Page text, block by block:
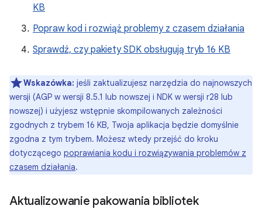
KB
Popraw kod i rozwiąż problemy z czasem działania
Sprawdź, czy pakiety SDK obsługują tryb 16 KB
Wskazówka: jeśli zaktualizujesz narzędzia do najnowszych
wersji (AGP w wersji 8.5.1 lub nowszej i NDK w wersji r28 lub
nowszej) i użyjesz wstępnie skompilowanych zależności
zgodnych z trybem 16 KB, Twoja aplikacja będzie domyślnie
zgodna z tym trybem. Możesz wtedy przejść do kroku
dotyczącego poprawiania kodu i rozwiązywania problemów z
czasem działania.
Aktualizowanie pakowania bibliotek